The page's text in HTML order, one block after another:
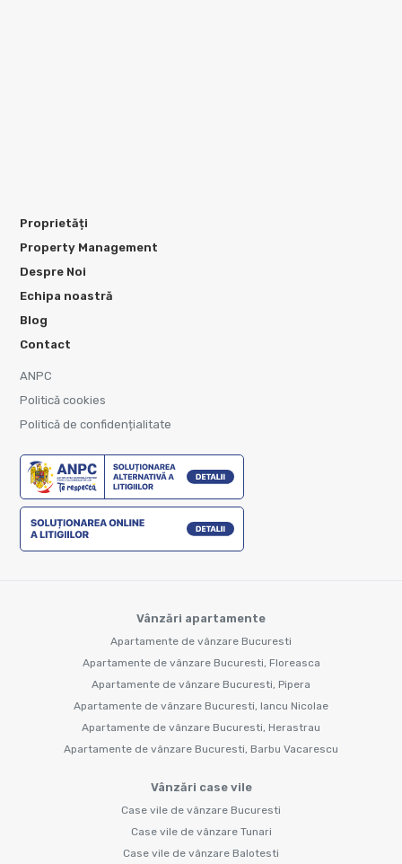
Proprietăți
Property Management
Despre Noi
Echipa noastră
Blog
Contact
ANPC
Politică cookies
Politică de confidențialitate
Vânzări apartamente
Apartamente de vânzare Bucuresti
Apartamente de vânzare Bucuresti, Floreasca
Apartamente de vânzare Bucuresti, Pipera
Apartamente de vânzare Bucuresti, Iancu Nicolae
Apartamente de vânzare Bucuresti, Herastrau
Apartamente de vânzare Bucuresti, Barbu Vacarescu
Vânzări case vile
Case vile de vânzare Bucuresti
Case vile de vânzare Tunari
Case vile de vânzare Balotesti